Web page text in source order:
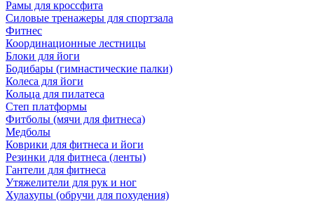
Рамы для кроссфита
Силовые тренажеры для спортзала
Фитнес
Координационные лестницы
Блоки для йоги
Бодибары (гимнастические палки)
Колеса для йоги
Кольца для пилатеса
Степ платформы
Фитболы (мячи для фитнеса)
Медболы
Коврики для фитнеса и йоги
Резинки для фитнеса (ленты)
Гантели для фитнеса
Утяжелители для рук и ног
Хулахупы (обручи для похудения)